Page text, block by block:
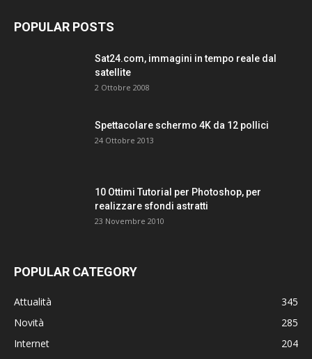
POPULAR POSTS
Sat24.com, immagini in tempo reale dal
satellite
2 Ottobre 2008
Spettacolare schermo 4K da 12 pollici
24 Ottobre 2013
10 Ottimi Tutorial per Photoshop, per
realizzare sfondi astratti
23 Novembre 2010
POPULAR CATEGORY
Attualità
345
Novità
285
Internet
204